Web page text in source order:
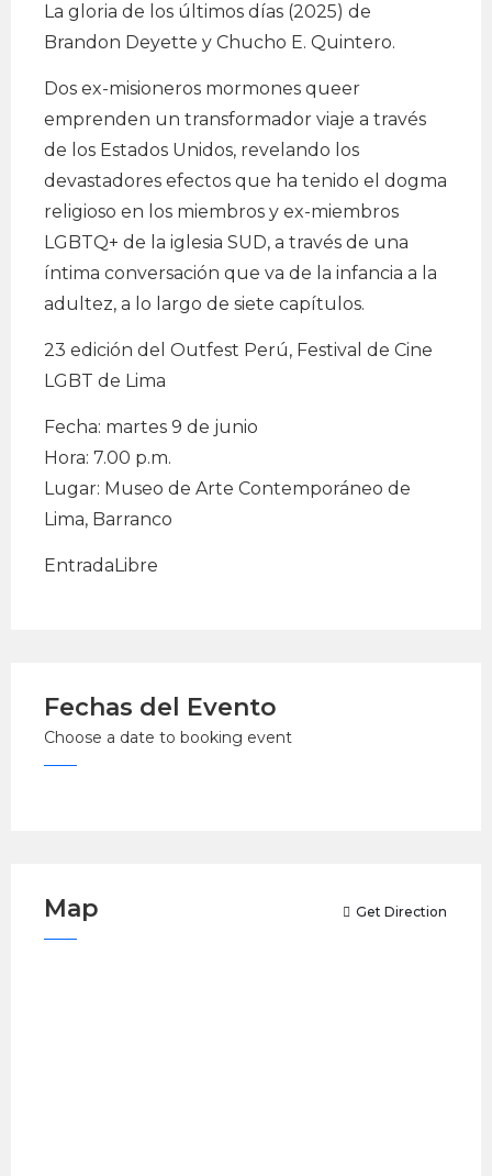
La gloria de los últimos días (2025) de
Brandon Deyette y Chucho E. Quintero.
Dos ex-misioneros mormones queer
emprenden un transformador viaje a través
de los Estados Unidos, revelando los
devastadores efectos que ha tenido el dogma
religioso en los miembros y ex-miembros
LGBTQ+ de la iglesia SUD, a través de una
íntima conversación que va de la infancia a la
adultez, a lo largo de siete capítulos.
23 edición del Outfest Perú, Festival de Cine
LGBT de Lima
Fecha: martes 9 de junio
Hora: 7.00 p.m.
Lugar: Museo de Arte Contemporáneo de
Lima, Barranco
EntradaLibre
Fechas del Evento
Choose a date to booking event
Map Get Direction